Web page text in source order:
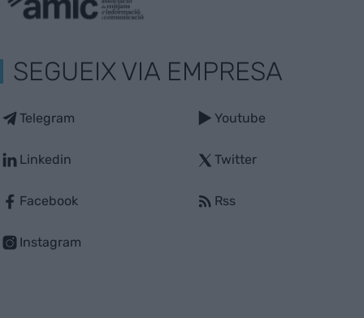
SEGUEIX VIA EMPRESA
Telegram
Linkedin
Facebook
Instagram
Youtube
Twitter
Rss